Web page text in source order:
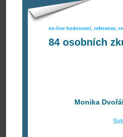
on-line hodnocení, reference,
84 osobních
Monika